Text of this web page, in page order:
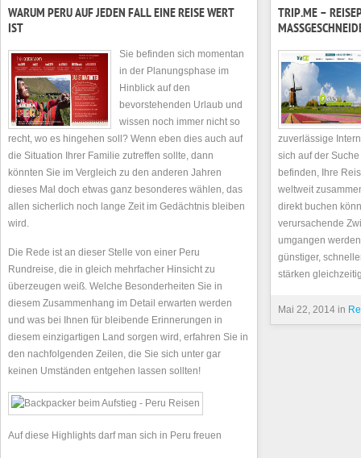
WARUM PERU AUF JEDEN FALL EINE REISE WERT
IST
Sie befinden sich momentan
in der Planungsphase im
Hinblick auf den
bevorstehenden Urlaub und
wissen noch immer nicht so
recht, wo es hingehen soll? Wenn eben dies auch auf
die Situation Ihrer Familie zutreffen sollte, dann
könnten Sie im Vergleich zu den anderen Jahren
dieses Mal doch etwas ganz besonderes wählen, das
allen sicherlich noch lange Zeit im Gedächtnis bleiben
wird.
Die Rede ist an dieser Stelle von einer Peru
Rundreise, die in gleich mehrfacher Hinsicht zu
überzeugen weiß. Welche Besonderheiten Sie in
diesem Zusammenhang im Detail erwarten werden
und was bei Ihnen für bleibende Erinnerungen in
diesem einzigartigen Land sorgen wird, erfahren Sie in
den nachfolgenden Zeilen, die Sie sich unter gar
keinen Umständen entgehen lassen sollten!
Auf diese Highlights darf man sich in Peru freuen
TRIP.ME –
zuverlässige
sich auf der
befinden, Ihre
weltweit
direkt buchen
verursachende
umgangen
günstiger,
stärken
Mai 22, 2014 in